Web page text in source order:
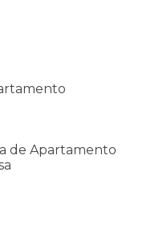
de Apartamento